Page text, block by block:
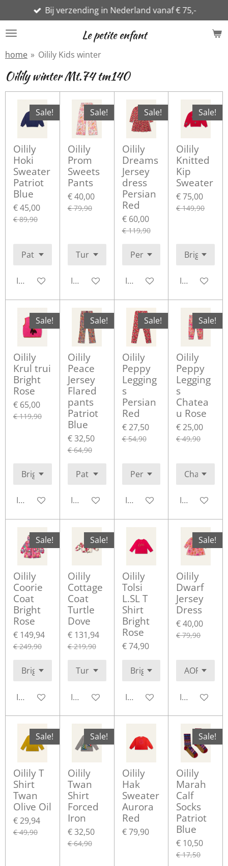
direct
naar
hoofdinhoud
Le petite enfant
Bij verzending in Nederland vanaf € 75,-
home » Oilily Kids winter
Oilily winter Mt.74 tm140
Sale!
Oilily
Hoki
Sweater
Patriot
Blue
€ 45,00
€ 89,90
In winkelwagen
Sale!
Oilily
Prom
Sweets
Pants
€ 40,00
€ 79,90
In winkelwagen
Sale!
Oilily
Dreams
Jersey
dress
Persian
Red
€ 60,00
€ 119,90
In winkelwagen
Sale!
Oilily
Knitted
Kip
Sweater
€ 75,00
€ 149,90
In
Sale!
Oilily
Krul trui
Bright
Rose
€ 65,00
€ 119,90
In winkelwagen
Sale!
Oilily
Peace
Jersey
Flared
pants
Patriot
Blue
€ 32,50
€ 64,90
In winkelwagen
Sale!
Oilily
Peppy
Legging
s
Persian
Red
€ 27,50
€ 54,90
In winkelwagen
Sale!
Oilily
Peppy
Legging
s
Chatea
u Rose
€ 25,00
€ 49,90
In
Sale!
Oilily
Coorie
Coat
Bright
Rose
€ 149,94
€ 249,90
In winkelwagen
Sale!
Oilily
Cottage
Coat
Turtle
Dove
€ 131,94
€ 219,90
In winkelwagen
Oilily
Tolsi
L.SL T
Shirt
Bright
Rose
€ 74,90
In winkelwagen
Sale!
Oilily
Dwarf
Jersey
Dress
€ 40,00
€ 79,90
In
Sale!
Oilily T
Shirt
Twan
Olive Oil
€ 29,94
€ 49,90
Sale!
Oilily
Twan
Shirt
Forced
Iron
€ 32,50
€ 64,90
Oilily
Hak
Sweater
Aurora
Red
€ 79,90
Sale!
Oilily
Marah
Calf
Socks
Patriot
Blue
€ 10,50
€ 17,50